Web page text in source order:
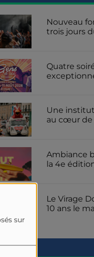
sur
Nouveau
trois jours
Quatre
Une
au cœur de
Ambiance
la 4e
Le Virage
10 ans le